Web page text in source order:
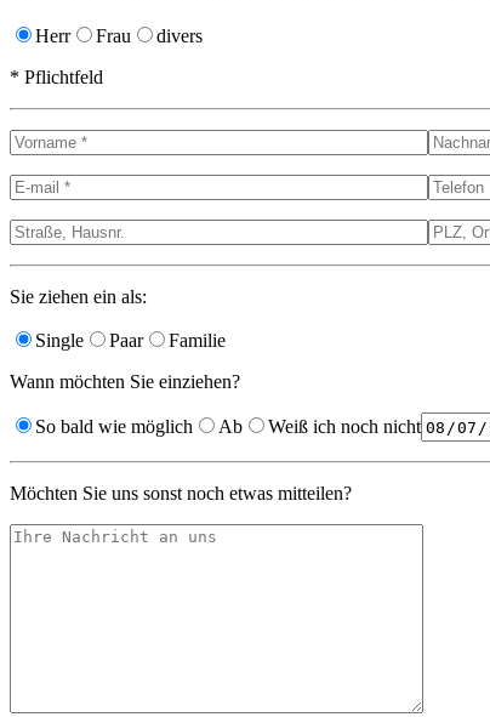
Herr Frau
divers
* Pflichtfeld
Sie ziehen ein als:
Single Paar
Familie
Wann möchten Sie einziehen?
So bald wie möglich Ab Weiß ich noch nicht
Möchten Sie uns sonst noch etwas mitteilen?